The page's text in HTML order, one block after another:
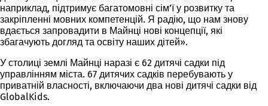
наприклад, підтримує багатомовні сім’ї у розвитку та
закріпленні мовних компетенцій. Я радію, що нам знову
вдається запровадити в Майнці нові концепції, які
збагачують догляд та освіту наших дітей».
У столиці землі Майнці наразі є 62 дитячі садки під
управлінням міста. 67 дитячих садків перебувають у
приватній власності, включаючи два нові дитячі садки від
GlobalKids.